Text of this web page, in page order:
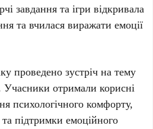
завдання та ігри відкривала
та вчилася виражати емоції
проведено зустріч на тему
Учасники отримали корисні
психологічного комфорту,
підтримки емоційного